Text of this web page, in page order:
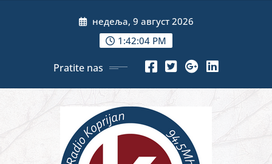
недеља, 9 август 2026
1:42:06 PM
Pratite nas